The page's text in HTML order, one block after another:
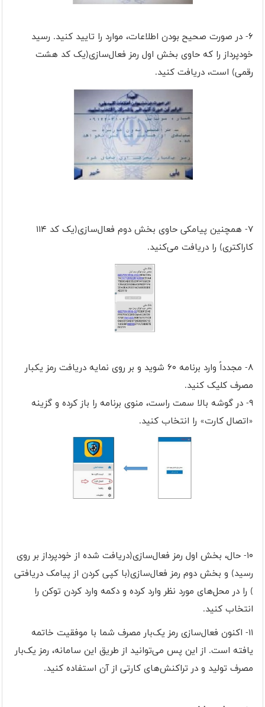
۶- در صورت صحیح بودن اطلاعات، موارد را تایید کنید. رسید
خودپرداز را که حاوی بخش اول رمز فعال‌سازی(یک کد هشت
رقمی) است، دریافت کنید.
۷- همچنین پیامکی حاوی بخش دوم فعال‌سازی(یک کد ۱۱۴
کاراکتری) را دریافت می‌کنید.
۸- مجدداً وارد برنامه ۶۰ شوید و بر روی نمایه دریافت رمز یکبار
مصرف کلیک کنید.
۹- در گوشه بالا سمت راست، منوی برنامه را باز کرده و گزینه
«اتصال کارت» را انتخاب کنید.
۱۰- حال، بخش اول رمز فعال‌سازی(دریافت شده از خودپرداز بر روی
رسید) و بخش دوم رمز فعال‌سازی(با کپی کردن از پیامک دریافتی
) را در محل‌های مورد نظر وارد کرده و دکمه وارد کردن توکن را
انتخاب کنید.
۱۱- اکنون فعال‌سازی رمز یک‌بار مصرف شما با موفقیت خاتمه
یافته است. از این پس می‌توانید از طریق این سامانه، رمز یک‌بار
مصرف تولید و در تراکنش‌های کارتی از آن استفاده کنید.